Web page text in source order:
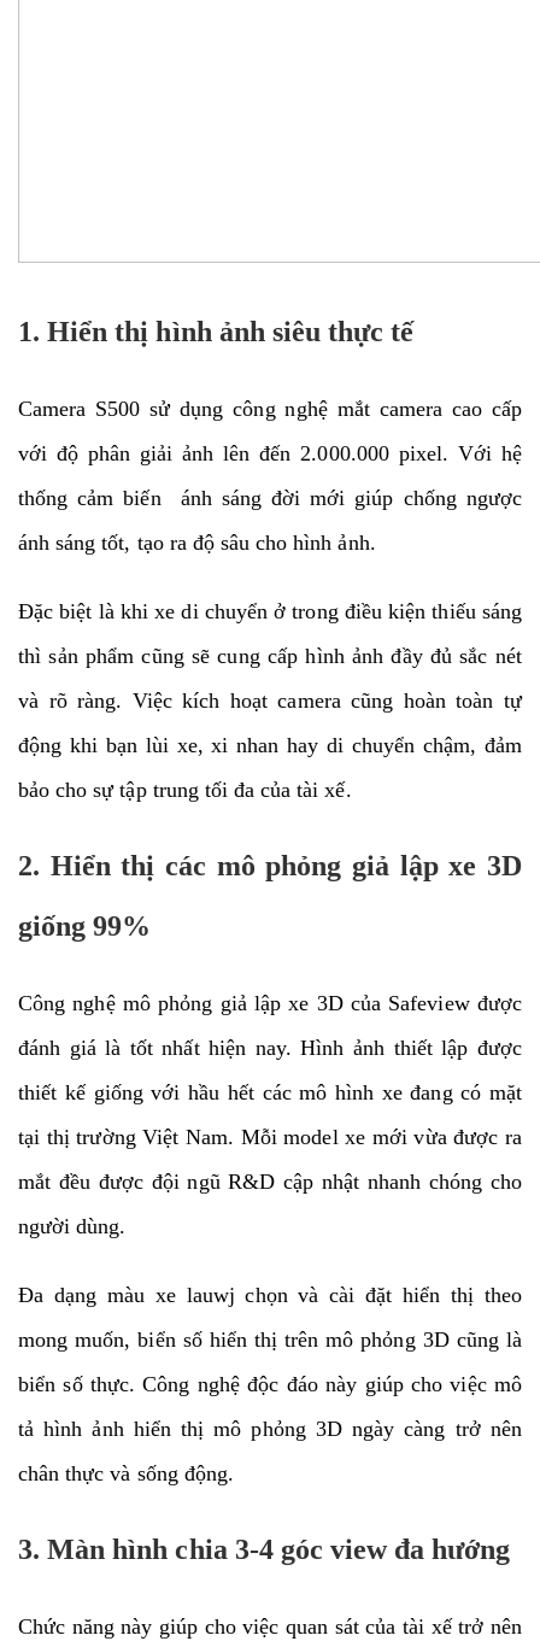
1. Hiển thị hình ảnh siêu thực tế
Camera S500 sử dụng công nghệ mắt camera cao cấp
với độ phân giải ảnh lên đến 2.000.000 pixel. Với hệ
thống cảm biến ánh sáng đời mới giúp chống ngược
ánh sáng tốt, tạo ra độ sâu cho hình ảnh.
Đặc biệt là khi xe di chuyển ở trong điều kiện thiếu sáng
thì sản phẩm cũng sẽ cung cấp hình ảnh đầy đủ sắc nét
và rõ ràng. Việc kích hoạt camera cũng hoàn toàn tự
động khi bạn lùi xe, xi nhan hay di chuyển chậm, đảm
bảo cho sự tập trung tối đa của tài xế.
2. Hiển thị các mô phỏng giả lập xe 3D
giống 99%
Công nghệ mô phỏng giả lập xe 3D của Safeview được
đánh giá là tốt nhất hiện nay. Hình ảnh thiết lập được
thiết kế giống với hầu hết các mô hình xe đang có mặt
tại thị trường Việt Nam. Mỗi model xe mới vừa được ra
mắt đều được đội ngũ R&D cập nhật nhanh chóng cho
người dùng.
Đa dạng màu xe lauwj chọn và cài đặt hiển thị theo
mong muốn, biển số hiển thị trên mô phỏng 3D cũng là
biển số thực. Công nghệ độc đáo này giúp cho việc mô
tả hình ảnh hiển thị mô phỏng 3D ngày càng trở nên
chân thực và sống động.
3. Màn hình chia 3-4 góc view đa hướng
Chức năng này giúp cho việc quan sát của tài xế trở nên